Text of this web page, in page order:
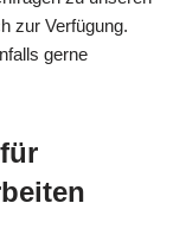
zur Verfügung.
gerne